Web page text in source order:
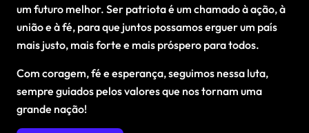
um futuro melhor. Ser patriota é um chamado à ação, à
união e à fé, para que juntos possamos erguer um país
mais justo, mais forte e mais próspero para todos.
Com coragem, fé e esperança, seguimos nessa luta,
sempre guiados pelos valores que nos tornam uma
grande nação!